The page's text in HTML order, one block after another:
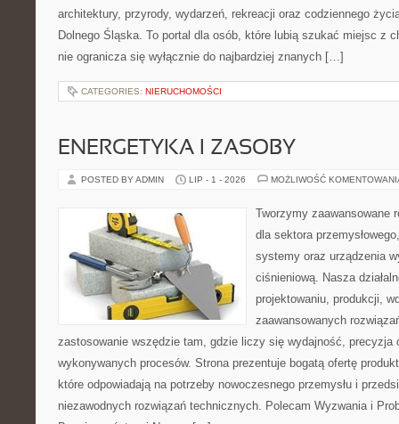
architektury, przyrody, wydarzeń, rekreacji oraz codziennego
Dolnego Śląska. To portal dla osób, które lubią szukać miejsc z
nie ogranicza się wyłącznie do najbardziej znanych […]
CATEGORIES: NIERUCHOMOŚCI
ENERGETYKA I ZASOBY
POSTED BY ADMIN LIP - 1 - 2026 MOŻLIWOŚĆ
Tworzymy zaawansowane
dla sektora
systemy oraz urządzenia
ciśnieniową. Nasza
projektowaniu, produkcji,
zaawansowanych
zastosowanie wszędzie tam, gdzie liczy się wydajność, precyzja
wykonywanych procesów. Strona prezentuje bogatą ofertę
które odpowiadają na potrzeby nowoczesnego przemysłu i
niezawodnych rozwiązań technicznych. Polecam Wyzwania i